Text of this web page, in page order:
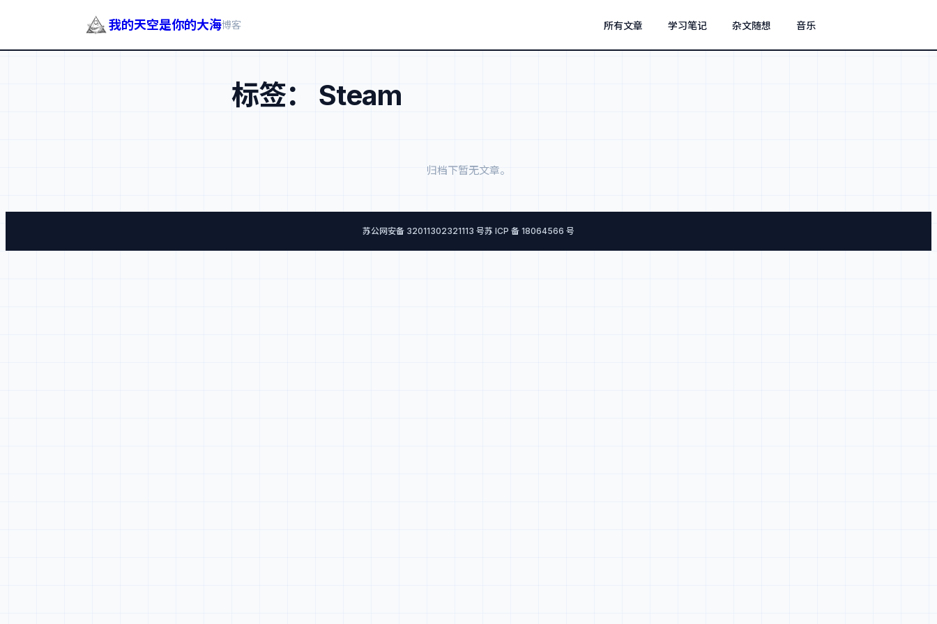
我的天空是你的大海博客 所有文章 学习笔记 杂文随想 音乐
标签： Steam
归档下暂无文章。
苏公网安备 32011302321113 号苏 ICP 备 18064566 号